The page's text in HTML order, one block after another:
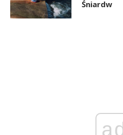
Śniardw